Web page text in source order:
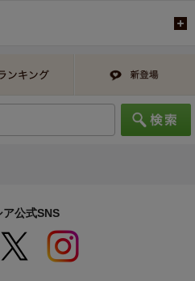
ア公式SNS